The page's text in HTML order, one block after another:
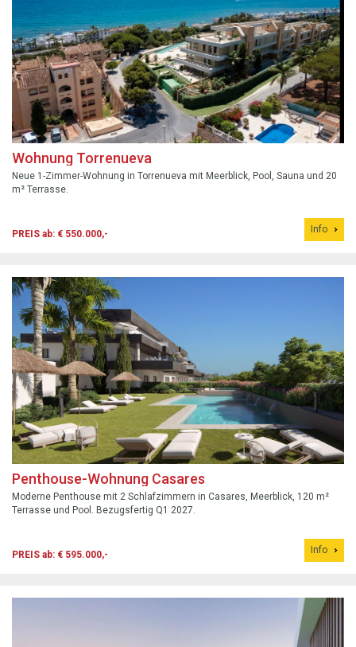
Wohnung Torrenueva
Neue 1-Zimmer-Wohnung in Torrenueva mit Meerblick, Pool, Sauna und 20
m² Terrasse.
PREIS ab: € 550.000,- Info
Penthouse-Wohnung Casares
Moderne Penthouse mit 2 Schlafzimmern in Casares, Meerblick, 120 m²
Terrasse und Pool. Bezugsfertig Q1 2027.
PREIS ab: € 595.000,- Info